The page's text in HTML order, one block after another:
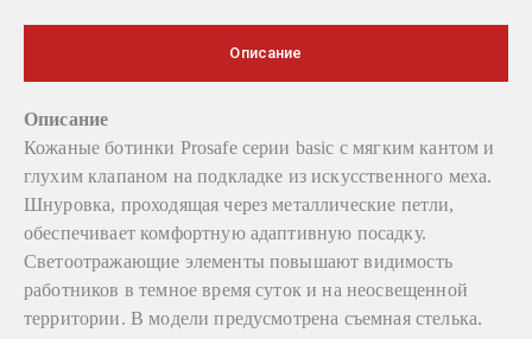
Описание
Описание
Кожаные ботинки Prosafe серии basic c мягким кантом и
глухим клапаном на подкладке из искусственного меха.
Шнуровка, проходящая через металлические петли,
обеспечивает комфортную адаптивную посадку.
Светоотражающие элементы повышают видимость
работников в темное время суток и на неосвещенной
территории. В модели предусмотрена съемная стелька.